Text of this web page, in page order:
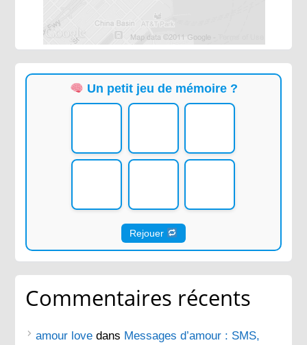
Un petit jeu de mémoire ?
Rejouer
Commentaires récents
amour love dans Messages d’amour : SMS,